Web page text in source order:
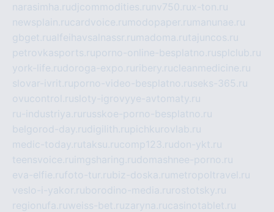
narasimha.rudjcommodities.ru nv750.rux-ton.ru
newsplain.rucardvoice.ru modopaper.ru manunae.ru
gbget.rualfeihavsalnassr.ru madoma.rutajuncos.ru
petrovkasports.ruporno-online-besplatno.rusplclub.ru
york-life.rudoroga-expo.ru ribery.rucleanmedicine.ru
slovar-ivrit.ruporno-video-besplatno.ruseks-365.ru
ovucontrol.rusloty-igrovyye-avtomaty.ru
ru-industriya.ru russkoe-porno-besplatno.ru
belgorod-day.rudigilith.rupichkurovlab.ru
medic-today.rutaksu.rucomp123.rudon-ykt.ru
teensvoice.ru imgsharing.rudomashnee-porno.ru
eva-elfie.rufoto-tur.rubiz-doska.ru metropoltravel.ru
veslo-i-yakor.ruborodino-media.ru rostotsky.ru
regionufa.ruweiss-bet.ruzaryna.rucasinotablet.ru